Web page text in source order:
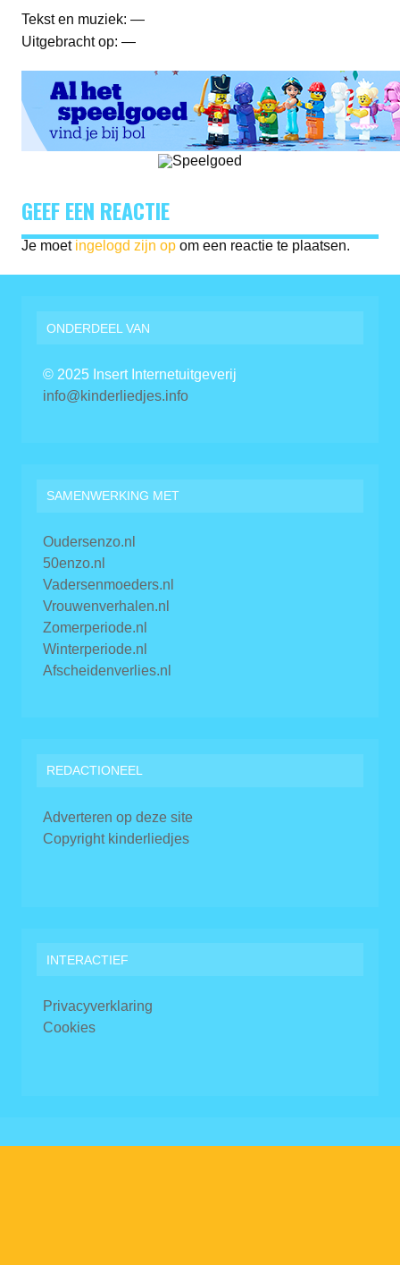
Tekst en muziek: —
Uitgebracht op: —
GEEF EEN REACTIE
Je moet ingelogd zijn op om een reactie te plaatsen.
ONDERDEEL VAN
© 2025 Insert Internetuitgeverij
info@kinderliedjes.info
SAMENWERKING MET
Oudersenzo.nl
50enzo.nl
Vadersenmoeders.nl
Vrouwenverhalen.nl
Zomerperiode.nl
Winterperiode.nl
Afscheidenverlies.nl
REDACTIONEEL
Adverteren op deze site
Copyright kinderliedjes
INTERACTIEF
Privacyverklaring
Cookies